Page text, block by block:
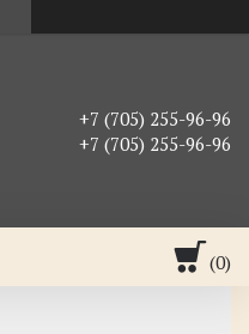
+7 (705) 255-96-96
+7 (705) 255-96-96